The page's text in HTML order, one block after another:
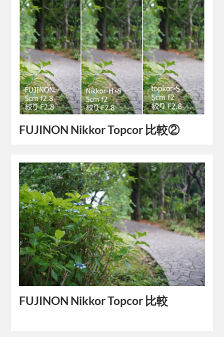
FUJINON Nikkor Topcor 比較②
FUJINON Nikkor Topcor 比較